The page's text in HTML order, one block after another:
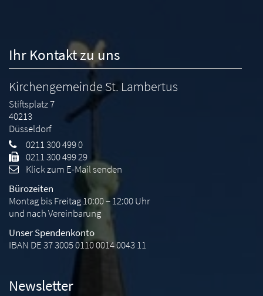
Ihr Kontakt zu uns
Kirchengemeinde St. Lambertus
Stiftsplatz 7
40213
Düsseldorf
0211 300 499 0
0211 300 499 29
Klick zum E-Mail senden
Bürozeiten
Montag bis Freitag 10:00 – 12:00 Uhr
und nach Vereinbarung
Unser Spendenkonto
IBAN DE 37 3005 0110 0014 0043 11
Newsletter